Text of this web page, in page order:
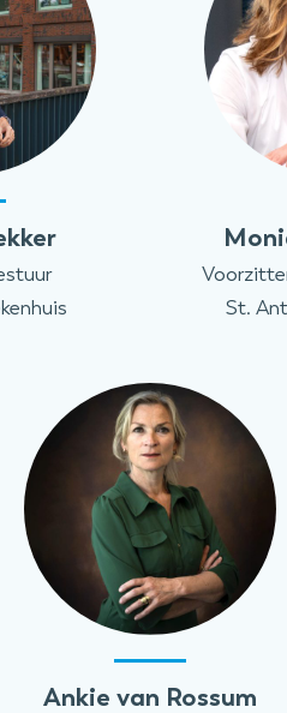
St.
Ankie van Rossum